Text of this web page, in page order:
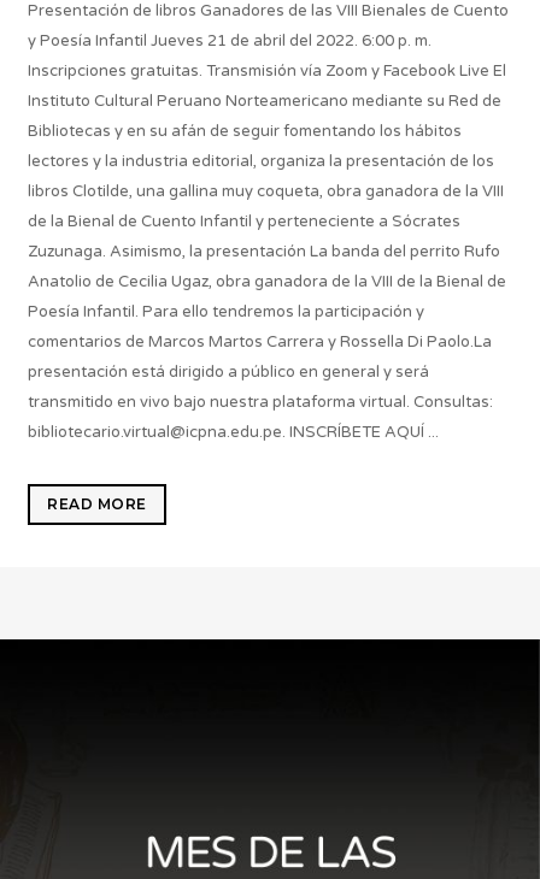
Presentación de libros Ganadores de las VIII Bienales de Cuento
y Poesía Infantil Jueves 21 de abril del 2022. 6:00 p. m.
Inscripciones gratuitas. Transmisión vía Zoom y Facebook Live El
Instituto Cultural Peruano Norteamericano mediante su Red de
Bibliotecas y en su afán de seguir fomentando los hábitos
lectores y la industria editorial, organiza la presentación de los
libros Clotilde, una gallina muy coqueta, obra ganadora de la VIII
de la Bienal de Cuento Infantil y perteneciente a Sócrates
Zuzunaga. Asimismo, la presentación La banda del perrito Rufo
Anatolio de Cecilia Ugaz, obra ganadora de la VIII de la Bienal de
Poesía Infantil. Para ello tendremos la participación y
comentarios de Marcos Martos Carrera y Rossella Di Paolo.La
presentación está dirigido a público en general y será
transmitido en vivo bajo nuestra plataforma virtual. Consultas:
bibliotecario.virtual@icpna.edu.pe. INSCRÍBETE AQUÍ ...
READ MORE